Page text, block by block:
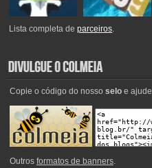
Lista completa deparceiros.
Copie o código do nosso seloe ajude
Outros formatos de banners.